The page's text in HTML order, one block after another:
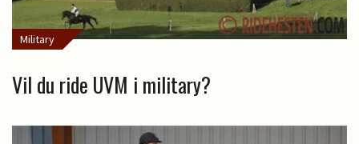
Military
Vil du ride UVM i military?